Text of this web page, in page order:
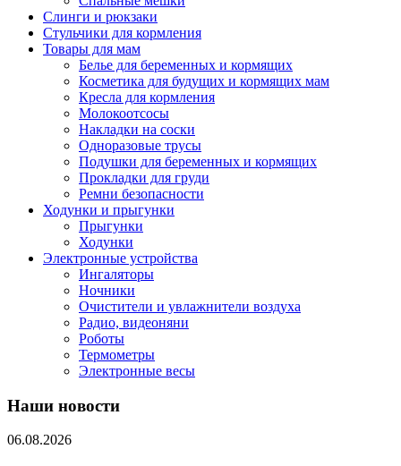
Слинги и рюкзаки
Стульчики для кормления
Товары для мам
Белье для беременных и кормящих
Косметика для будущих и кормящих мам
Кресла для кормления
Молокоотсосы
Накладки на соски
Одноразовые трусы
Подушки для беременных и кормящих
Прокладки для груди
Ремни безопасности
Ходунки и прыгунки
Прыгунки
Ходунки
Электронные устройства
Ингаляторы
Ночники
Очистители и увлажнители воздуха
Радио, видеоняни
Роботы
Термометры
Электронные весы
Наши новости
06.08.2026